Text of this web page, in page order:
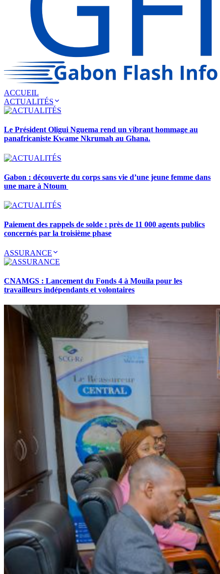
ACCUEIL
ACTUALITÉS
Le Président Oligui Nguema rend un vibrant hommage au
panafricaniste Kwame Nkrumah au Ghana.
Gabon : découverte du corps sans vie d’une jeune femme dans
une mare à Ntoum
Paiement des rappels de solde : près de 11 000 agents publics
concernés par la troisième phase
ASSURANCE
CNAMGS : Lancement du Fonds 4 à Mouila pour les
travailleurs indépendants et volontaires